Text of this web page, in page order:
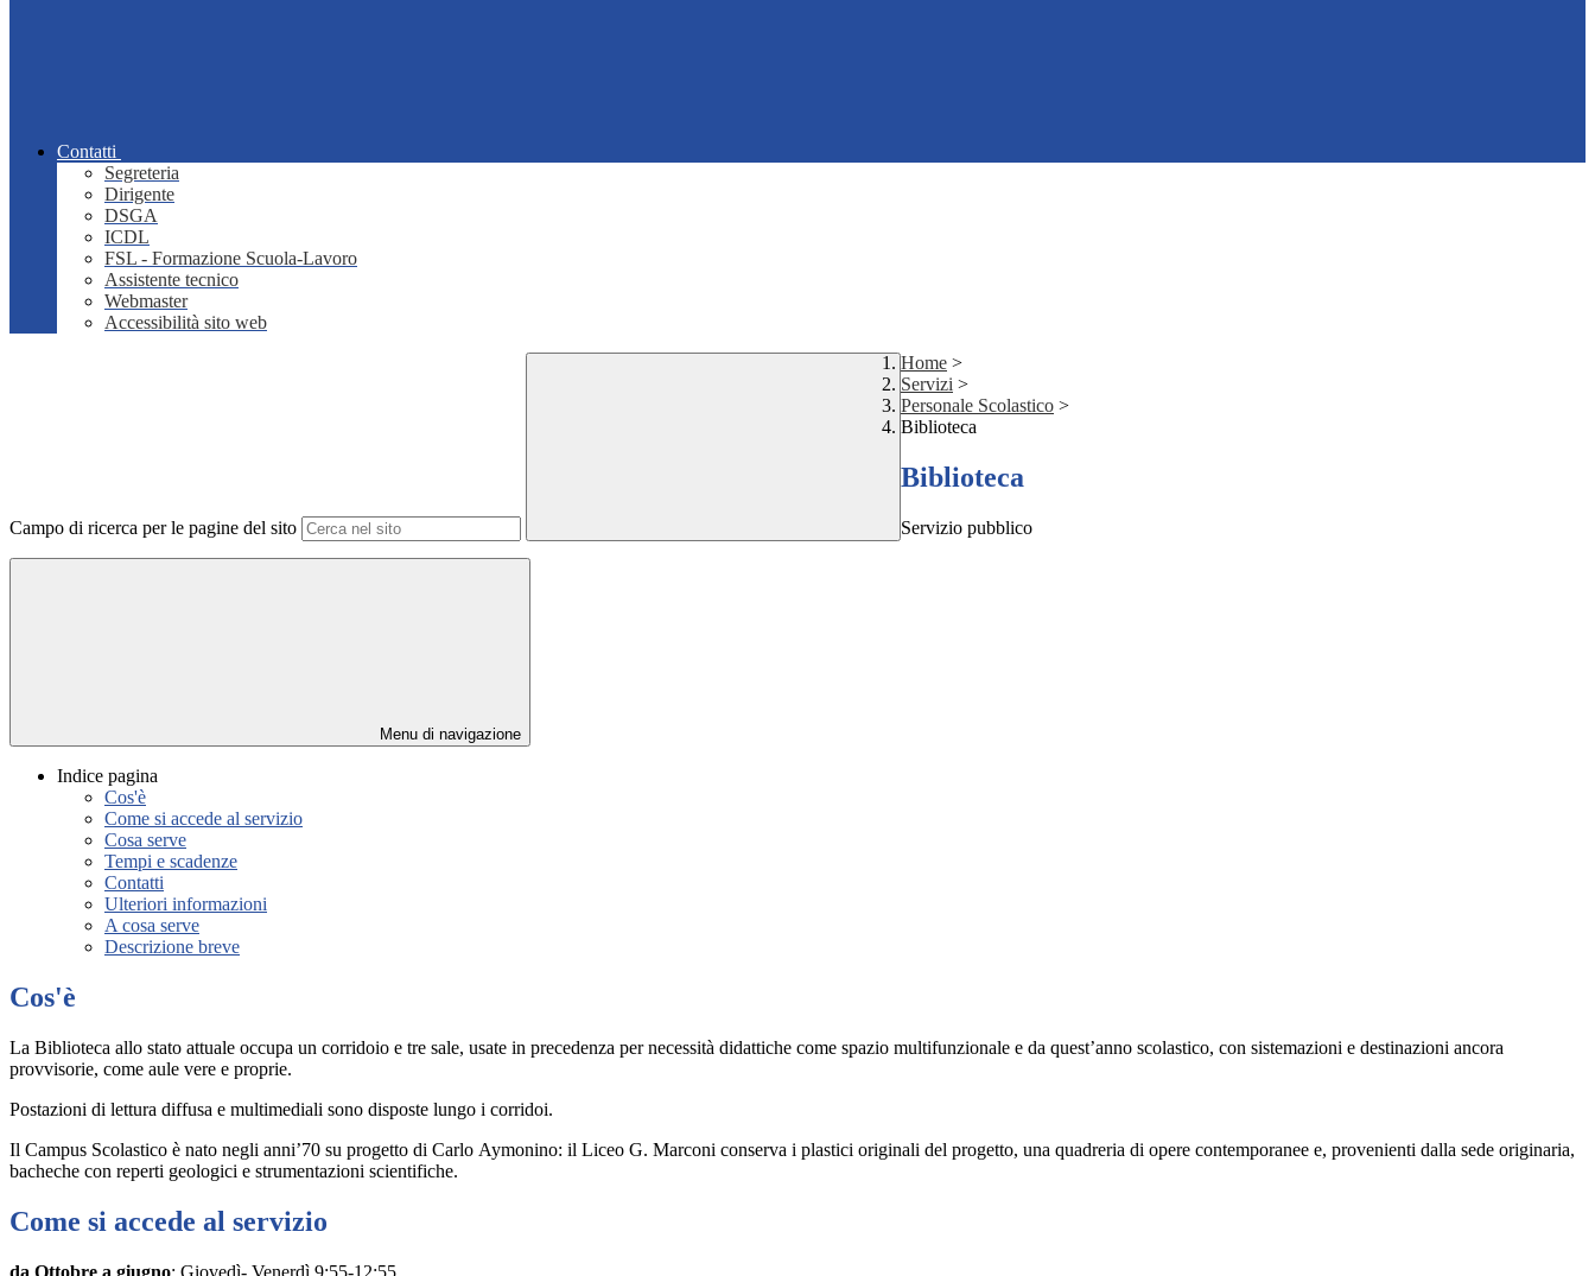
Contatti
Segreteria
Dirigente
DSGA
ICDL
FSL - Formazione Scuola-Lavoro
Assistente tecnico
Webmaster
Accessibilità sito web
Campo di ricerca per le pagine del sito
Home >
Servizi >
Personale Scolastico >
Biblioteca
Biblioteca
Servizio pubblico
Menu di navigazione
Indice pagina
Cos'è
Come si accede al servizio
Cosa serve
Tempi e scadenze
Contatti
Ulteriori informazioni
A cosa serve
Descrizione breve
Cos'è
La Biblioteca allo stato attuale occupa un corridoio e tre sale, usate in precedenza per necessità didattiche come spazio multifunzionale e da quest’anno scolastico, con sistemazioni e destinazioni ancora
provvisorie, come aule vere e proprie.
Postazioni di lettura diffusa e multimediali sono disposte lungo i corridoi.
Il Campus Scolastico è nato negli anni’70 su progetto di Carlo Aymonino: il Liceo G. Marconi conserva i plastici originali del progetto, una quadreria di opere contemporanee e, provenienti dalla sede originaria,
bacheche con reperti geologici e strumentazioni scientifiche.
Come si accede al servizio
da Ottobre a giugno: Giovedì- Venerdì 9:55-12:55